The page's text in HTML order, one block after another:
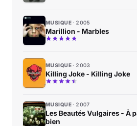
MUSIQUE 2005
Marillion - Marbles
MUSIQUE 2003
Killing Joke - Killing Joke
MUSIQUE 2007
Les Beautés Vulgaires - À
bien